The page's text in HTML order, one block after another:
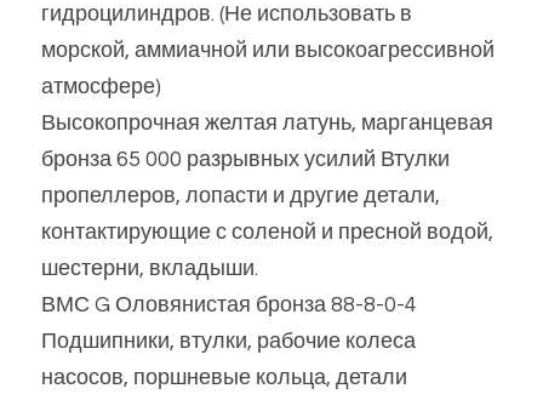
гидроцилиндров. (Не использовать в
морской, аммиачной или высокоагрессивной
атмосфере)
Высокопрочная желтая латунь, марганцевая
бронза 65 000 разрывных усилий Втулки
пропеллеров, лопасти и другие детали,
контактирующие с соленой и пресной водой,
шестерни, вкладыши.
ВМС G Оловянистая бронза 88-8-0-4
Подшипники, втулки, рабочие колеса
насосов, поршневые кольца, детали